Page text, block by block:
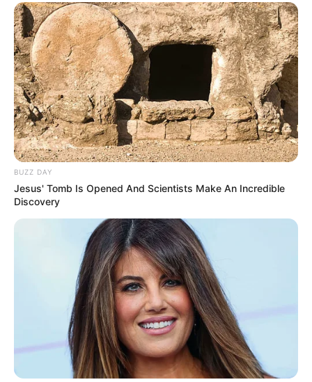
BUZZ DAY
Jesus' Tomb Is Opened And Scientists Make An Incredible
Discovery